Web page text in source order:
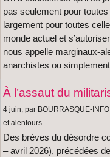
pas seulement pour
largement pour toutes
monde actuel et
nous appelle marginaux-
anarchistes ou
À l’assaut du
4 juin, par BOURRASQUE-
et alentours
Des brèves du désordre
– avril 2026), précédées